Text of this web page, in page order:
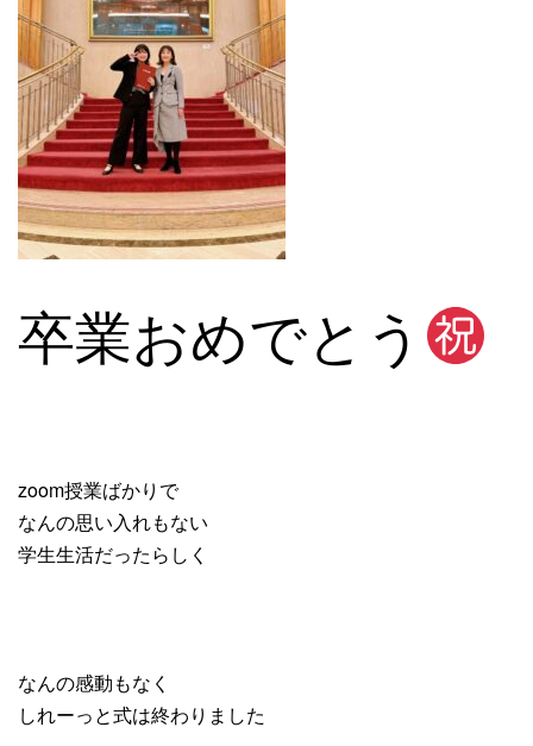
卒業おめでとう
zoom授業ばかりで
なんの思い入れもない
学生生活だったらしく
なんの感動もなく
しれーっと式は終わりました